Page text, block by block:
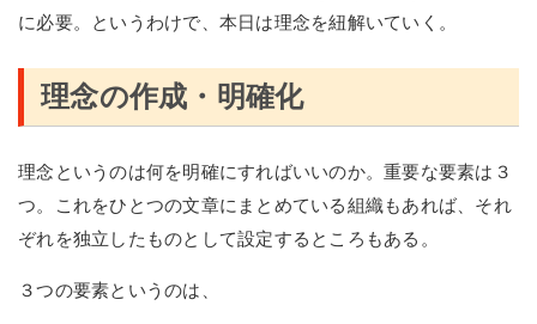
に必要。というわけで、本日は理念を紐解いていく。
理念の作成・明確化
理念というのは何を明確にすればいいのか。重要な要素は３
つ。これをひとつの文章にまとめている組織もあれば、それ
ぞれを独立したものとして設定するところもある。
３つの要素というのは、